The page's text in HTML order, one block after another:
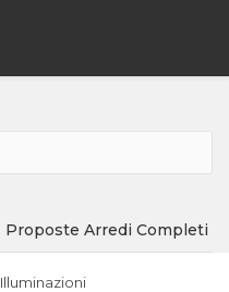
Proposte Arredi Completi
Illuminazioni